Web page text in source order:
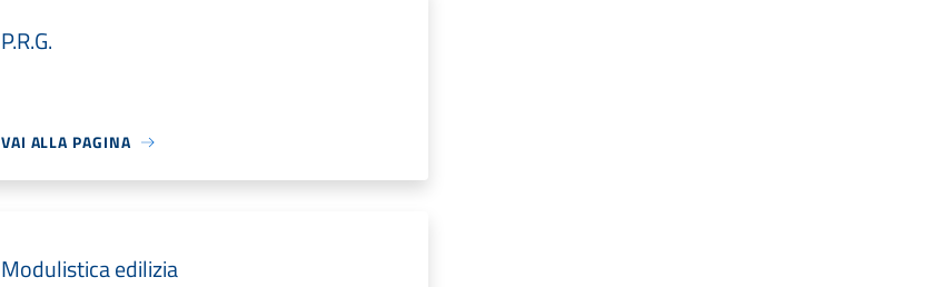
P.R.G.
VAI ALLA PAGINA
Modulistica edilizia